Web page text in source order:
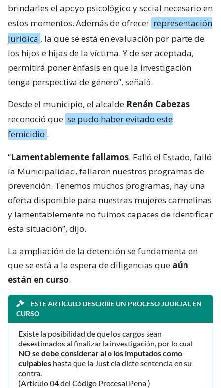
brindarles el apoyo psicológico y social necesario en
estos momentos. Además de ofrecer representación
jurídica , la que se está en evaluación por parte de
los hijos e hijas de la víctima. Y de ser aceptada,
permitirá poner énfasis en que la investigación
tenga perspectiva de género”, señaló.
Desde el municipio, el alcalde Renán Cabezas
reconoció que se pudo haber evitado este
femicidio .
“Lamentablemente fallamos. Falló el Estado, falló
la Municipalidad, fallaron nuestros programas de
prevención. Tenemos muchos programas, hay una
oferta disponible para nuestras mujeres carmelinas
y lamentablemente no fuimos capaces de identificar
esta situación”, dijo.
La ampliación de la detención se fundamenta en
que se está a la espera de diligencias que aún
están en curso.
ESTE ARTÍCULO DESCRIBE UN PROCESO JUDICIAL EN
CURSO
Existe la posibilidad de que los cargos sean
desestimados al finalizar la investigación, por lo cual
NO se debe considerar al o los imputados como
culpables hasta que la Justicia dicte sentencia en su
contra.
(Artículo 04 del Código Procesal Penal)